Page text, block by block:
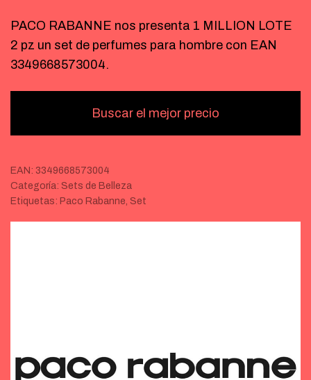
PACO RABANNE nos presenta 1 MILLION LOTE
2 pz un set de perfumes para hombre con EAN
3349668573004.
Buscar el mejor precio
EAN: 3349668573004
Categoría: Sets de Belleza
Etiquetas: Paco Rabanne, Set